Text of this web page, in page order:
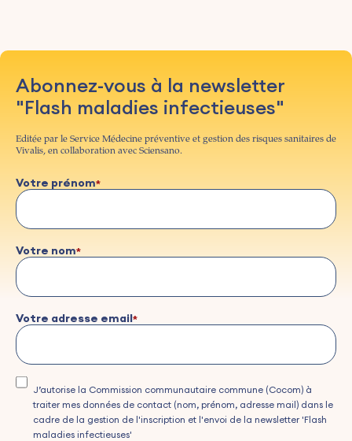
Abonnez-vous à la newsletter
"Flash maladies infectieuses"
Editée par le Service Médecine préventive et gestion des risques sanitaires de
Vivalis, en collaboration avec Sciensano.
Votre prénom
Votre nom
Votre adresse email
J’autorise la Commission communautaire commune (Cocom) à
traiter mes données de contact (nom, prénom, adresse mail) dans le
cadre de la gestion de l'inscription et l'envoi de la newsletter 'Flash
maladies infectieuses'